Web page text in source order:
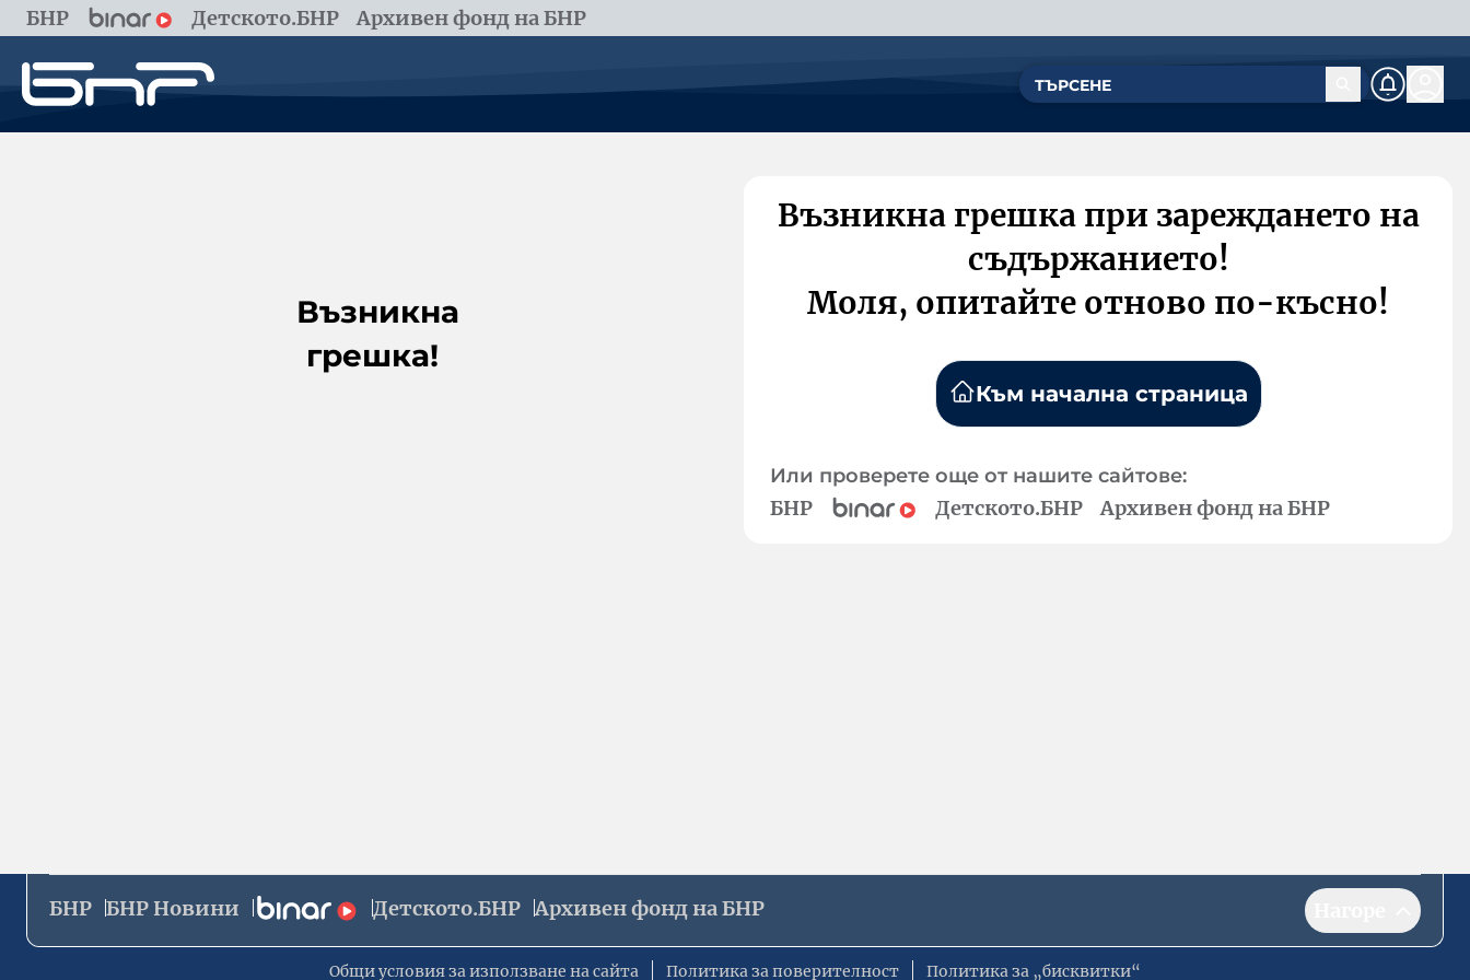
БНР Детското.БНР Архивен фонд на БНР
Възникна
грешка!
Възникна грешка при зареждането на
съдържанието!
Моля, опитайте отново по-късно!
Към начална страница
Или проверете още от нашите сайтове:
БНР Детското.БНР Архивен фонд на БНР
БНР БНР Новини Детското.БНР Архивен фонд на БНР
Общи условия за използване на сайта Политика за поверителност Политика за „бисквитки“